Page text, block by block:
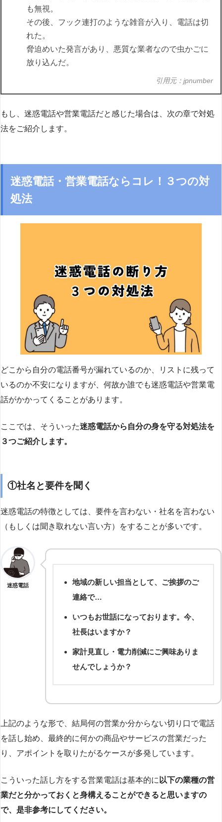
も無視。
その後、フック連打のような雑音が入り、電話は切
れた。
脅迫めいた発言があり、悪質な業者なので虫かごに
放り込んだ。
引用元：jpnumber
もし、迷惑電話や営業電話だと感じた場合は、次の章で対処
法をご紹介します。
迷惑電話・営業電話ならコレ！３つの対
処法
どこから自分の電話番号が漏れているのか、リストに残って
いるのか不安になりますが、何故か誰でも迷惑電話や営業電
話がかかってくることがあります。
ここでは、そういった迷惑電話から自分の身を守る対処法を
３つご紹介します。
①社名と要件を聞く
迷惑電話の特徴としては、要件を言わない・社名を言わない
（もしくは聞き取れない言い方）をすることが多いです。
迷惑電話
地域の新しい担当として、ご挨拶のご
連絡で…
いつもお世話になっております。今、
社長はいますか？
家計見直し・電力削減にご興味ありま
せんでしょうか？
上記のような形で、結局何の営業か分からない切り口で電話
を話し始め、最終的に何かの商品やサービスの営業だった
り、アポイントを取りたがるケースが多発しています。
こういった話し方をする営業電話は基本的に 以下の業種の営
業だと分かっておくと身構えることができると思いますの
で、是非参考にしてください。